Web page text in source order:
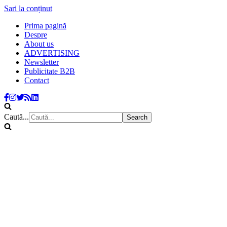
Sari la conținut
Prima pagină
Despre
About us
ADVERTISING
Newsletter
Publicitate B2B
Contact
Caută...